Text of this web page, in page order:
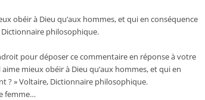
obéir à Dieu qu’aux hommes, et qui en conséquence
Dictionnaire philosophique.
pour déposer ce commentaire en réponse à votre
mieux obéir à Dieu qu’aux hommes, et qui en
? » Voltaire, Dictionnaire philosophique.
femme…